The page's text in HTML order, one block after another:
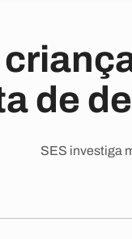
de
SES investiga